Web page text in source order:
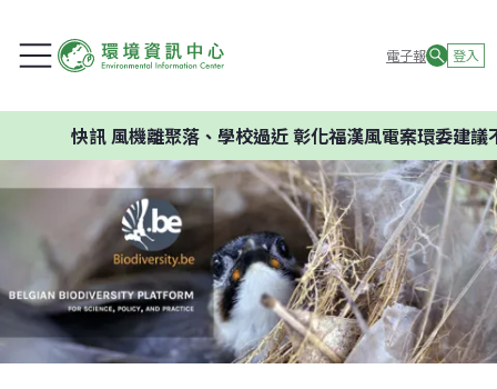
電子報 登入
風機離聚落、學校過近 彰化福漢風電案環委建議不應開